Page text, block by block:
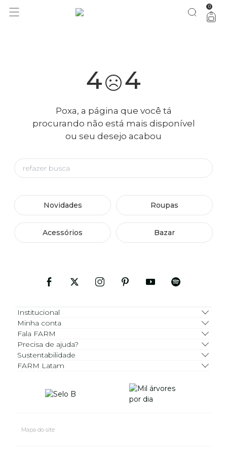
você merece 30% OFF pra comemorar com a gente aproveita! 0
4 4
Poxa, a página que você tá
procurando não está mais disponível
ou seu desejo acabou
Novidades Roupas
Acessórios Bazar
Institucional
Minha conta
Fala FARM
Precisa de ajuda?
Sustentabilidade
FARM Latam
Mapa do site